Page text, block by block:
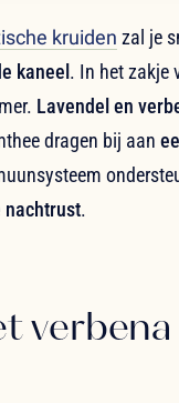
kruiden zal je
kaneel . In het zakje
Lavendel en
dragen bij aan
nachtrust.
verbena